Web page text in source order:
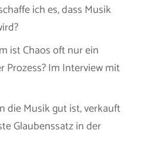
ich es, dass Musik
ist Chaos oft nur ein
Im Interview mit
die Musik gut ist, verkauft
Glaubenssatz in der